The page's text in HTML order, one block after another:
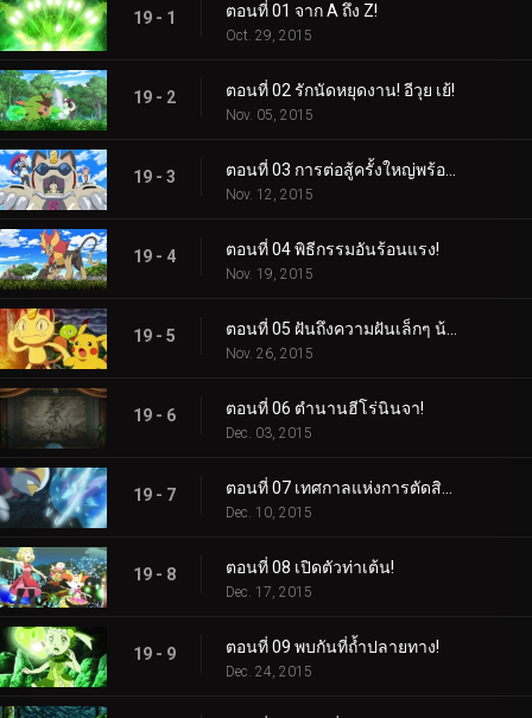
19 - 1 ตอนที่ 01 จาก A ถึง Z!
Oct. 29, 2015
19 - 2 ตอนที่ 02 รักนัดหยุดงาน! อีวุย เย้!
Nov. 05, 2015
19 - 3
Nov. 12, 2015
19 - 4 ตอนที่ 04 พิธีกรรมอันร้อนแรง!
Nov. 19, 2015
19 - 5
Nov. 26, 2015
19 - 6 ตอนที่ 06 ตำนานฮีโร่นินจา!
Dec. 03, 2015
19 - 7
Dec. 10, 2015
19 - 8 ตอนที่ 08 เปิดตัวท่าเต้น!
Dec. 17, 2015
19 - 9 ตอนที่ 09 พบกันที่ถ้ำปลายทาง!
Dec. 24, 2015